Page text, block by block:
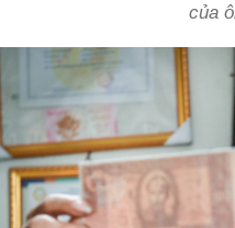
của